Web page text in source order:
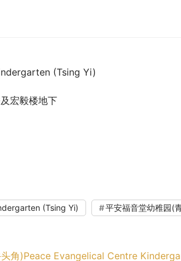
(Tsing Yi)
宏毅楼地下
(Tsing Yi) 平安福音堂幼稚园(
角)Peace Evangelical Centre